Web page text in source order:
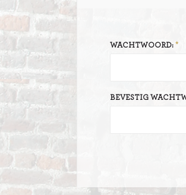
STOKBROOD
SEIZOEN VLAAI
WACHTWOORD:
BEVESTIG